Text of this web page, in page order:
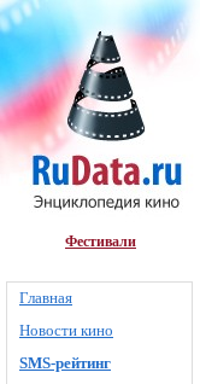
Фестивали
Главная
Новости кино
SMS-рейтинг